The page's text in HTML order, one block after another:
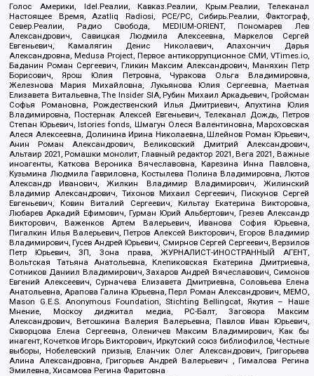
Голос Америки, Idel.Реалии, Кавказ.Реалии, Крым.Реалии, Телеканал
Настоящее Время, Azatliq Radiosi, PCE/PC, Сибирь.Реалии, Фактограф,
Север.Реалии, Радио Свобода, MEDIUM-ORIENT, Пономарев Лев
Александрович, Савицкая Людмила Алексеевна, Маркелов Сергей
Евгеньевич, Камалягин Денис Николаевич, Апахончич Дарья
Александровна, Medusa Project, Первое антикоррупционное СМИ, VTimes.io,
Баданин Роман Сергеевич, Гликин Максим Александрович, Маняхин Петр
Борисович, Ярош Юлия Петровна, Чуракова Ольга Владимировна,
Железнова Мария Михайловна, Лукьянова Юлия Сергеевна, Маетная
Елизавета Витальевна, The Insider SIA, Рубин Михаил Аркадьевич, Гройсман
Софья Романовна, Рождественский Илья Дмитриевич, Апухтина Юлия
Владимировна, Постернак Алексей Евгеньевич, Телеканал Дождь, Петров
Степан Юрьевич, Istories fonds, Шмагун Олеся Валентиновна, Мароховская
Алеся Алексеевна, Долинина Ирина Николаевна, Шлейнов Роман Юрьевич,
Анин Роман Александрович, Великовский Дмитрий Александрович,
Альтаир 2021, Ромашки монолит, Главный редактор 2021, Вега 2021, Важные
иноагенты, Каткова Вероника Вячеславовна, Карезина Инна Павловна,
Кузьмина Людмила Гавриловна, Костылева Полина Владимировна, Лютов
Александр Иванович, Жилкин Владимир Владимирович, Жилинский
Владимир Александрович, Тихонов Михаил Сергеевич, Пискунов Сергей
Евгеньевич, Ковин Виталий Сергеевич, Кильтау Екатерина Викторовна,
Любарев Аркадий Ефимович, Гурман Юрий Альбертович, Грезев Александр
Викторович, Важенков Артем Валерьевич, Иванова София Юрьевна,
Пигалкин Илья Валерьевич, Петров Алексей Викторович, Егоров Владимир
Владимирович, Гусев Андрей Юрьевич, Смирнов Сергей Сергеевич, Верзилов
Петр Юрьевич, ЗП, Зона права, ЖУРНАЛИСТ-ИНОСТРАННЫЙ АГЕНТ,
Вольтская Татьяна Анатольевна, Клепиковская Екатерина Дмитриевна,
Сотников Даниил Владимирович, Захаров Андрей Вячеславович, Симонов
Евгений Алексеевич, Сурначева Елизавета Дмитриевна, Соловьева Елена
Анатольевна, Арапова Галина Юрьевна, Перл Роман Александрович, МЕМО,
Mason G.E.S. Anonymous Foundation, Stichting Bellingcat, Якутия – Наше
Мнение, Москоу диджитал медиа, РС-Балт, Заговора Максим
Александрович, Ветошкина Валерия Валерьевна, Павлов Иван Юрьевич,
Скворцова Елена Сергеевна, Оленичев Максим Владимирович, Как бы
инагент, Кочетков Игорь Викторович, Иркутский союз библиофилов, Честные
выборы, Нобелевский призыв, Еланчик Олег Александрович, Григорьева
Алина Александровна, Григорьев Андрей Валерьевич , Гималова Регина
Эмилевна, Хисамова Регина Фаритовна